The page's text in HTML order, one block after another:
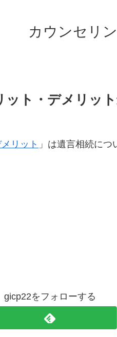
カウンセリ
ト・デメリット
リット 」は遺言相続につ
gicp22をフォローする